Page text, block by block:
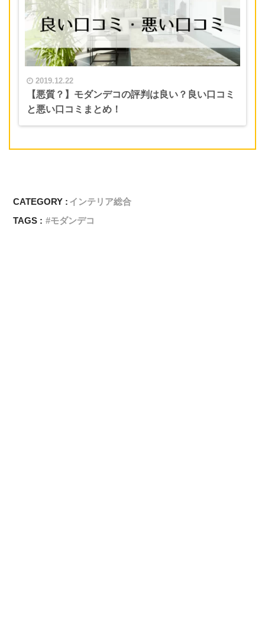
2019.12.22
【悪質？】モダンデコの評判は良い？良い口コミ
と悪い口コミまとめ！
CATEGORY : インテリア総合
TAGS :
モダンデコ